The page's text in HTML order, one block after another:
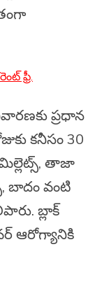
ఫ్రీ.
ప్రధాన
కనీసం 30
తాజా
బాదం వంటి
బ్లాక్
ఆరోగ్యానికి